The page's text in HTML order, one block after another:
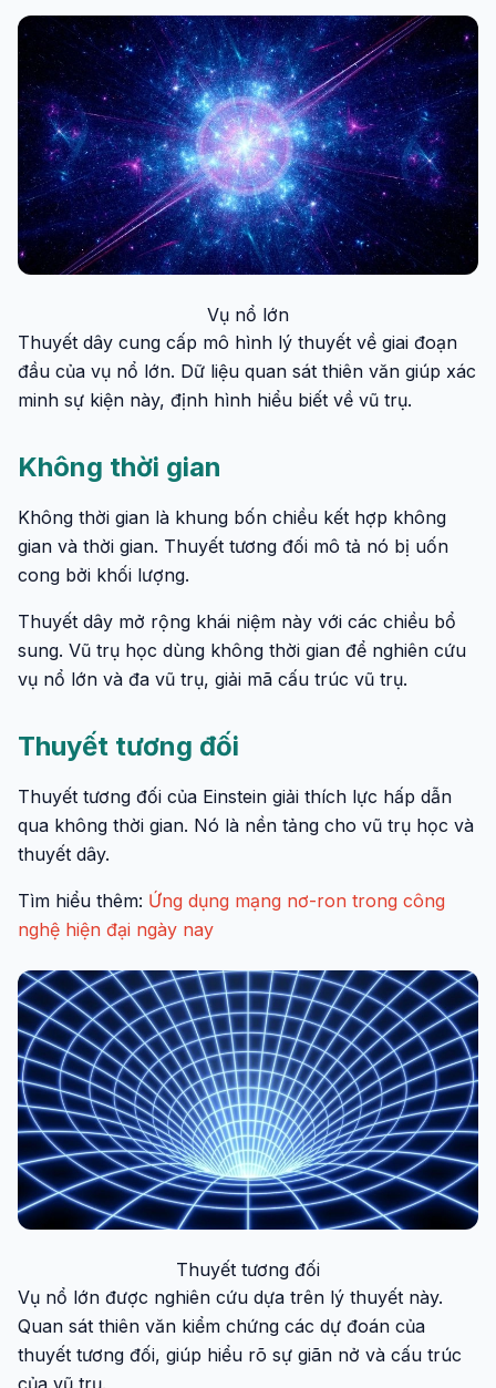
Vụ nổ lớn
Thuyết dây cung cấp mô hình lý thuyết về giai đoạn
đầu của vụ nổ lớn. Dữ liệu quan sát thiên văn giúp xác
minh sự kiện này, định hình hiểu biết về vũ trụ.
Không thời gian
Không thời gian là khung bốn chiều kết hợp không
gian và thời gian. Thuyết tương đối mô tả nó bị uốn
cong bởi khối lượng.
Thuyết dây mở rộng khái niệm này với các chiều bổ
sung. Vũ trụ học dùng không thời gian để nghiên cứu
vụ nổ lớn và đa vũ trụ, giải mã cấu trúc vũ trụ.
Thuyết tương đối
Thuyết tương đối của Einstein giải thích lực hấp dẫn
qua không thời gian. Nó là nền tảng cho vũ trụ học và
thuyết dây.
Tìm hiểu thêm: Ứng dụng mạng nơ-ron trong công
nghệ hiện đại ngày nay
Thuyết tương đối
Vụ nổ lớn được nghiên cứu dựa trên lý thuyết này.
Quan sát thiên văn kiểm chứng các dự đoán của
thuyết tương đối, giúp hiểu rõ sự giãn nở và cấu trúc
của vũ trụ.